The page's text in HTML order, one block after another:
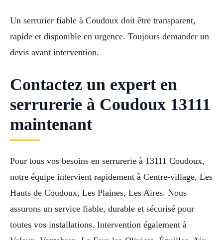
Un serrurier fiable à Coudoux doit être transparent,
rapide et disponible en urgence. Toujours demander un
devis avant intervention.
Contactez un expert en
serrurerie à Coudoux 13111
maintenant
Pour tous vos besoins en serrurerie à 13111 Coudoux,
notre équipe intervient rapidement à Centre-village, Les
Hauts de Coudoux, Les Plaines, Les Aires. Nous
assurons un service fiable, durable et sécurisé pour
toutes vos installations. Intervention également à